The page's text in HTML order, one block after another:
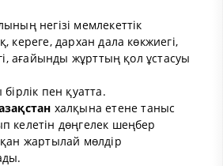
негізі мемлекеттік
кереге, дархан дала көкжиегі,
ағайынды жұрттың қол ұстасуы
пен қуатта.
халқына етене таныс
келетін дөңгелек шеңбер
жартылай мөлдір